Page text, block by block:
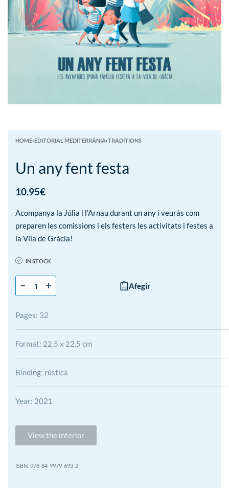
HOME›EDITORIAL MEDITERRÀNIA›TRADITIONS
Un any fent festa
10.95€
Acompanya la Júlia i l’Arnau durant un any i veuràs com
preparen les comissions i els festers les activitats i festes a
la Vila de Gràcia!
IN STOCK
Afegir
Pages: 32
Format: 22,5 x 22,5 cm
Binding: rústica
Year: 2021
View the interior
978-84-9979-693-2